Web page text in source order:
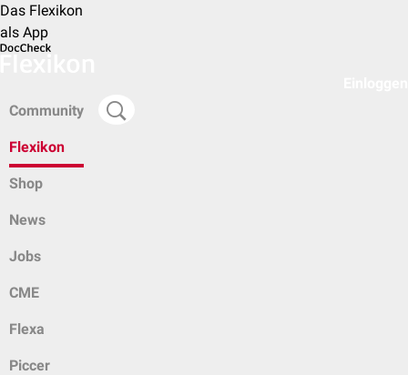
Das Flexikon
als App
Community
Flexikon
Shop
News
Jobs
CME
Flexa
Piccer